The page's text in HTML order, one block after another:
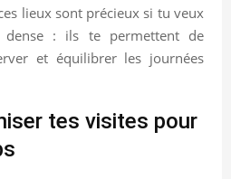
lieux sont précieux si tu veux
: ils te permettent de
et équilibrer les journées
tes visites pour